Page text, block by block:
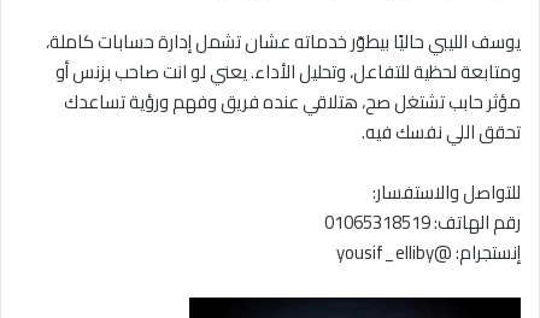
يوسف الليبي حاليًا بيطوّر خدماته عشان تشمل إدارة حسابات كاملة،
ومتابعة لحظية للتفاعل، وتحليل الأداء. يعني لو انت صاحب بزنس أو
مؤثر حابب تشتغل صح، هتلاقي عنده فريق وفهم ورؤية تساعدك
تحقق اللي نفسك فيه.
للتواصل والاستفسار:
رقم الهاتف: 01065318519
إنستجرام: @yousif_elliby